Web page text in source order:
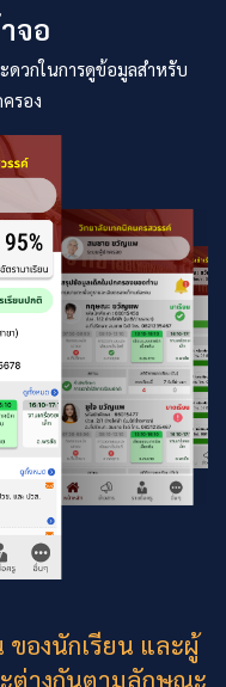
จอ
ดวกในการดูข้อมูลสำหรับ
รอง
องนักเรียน และผู้
ต่างกันตามลักษณะ